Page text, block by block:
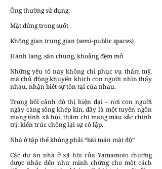
Ông thường sử dụng:
Mặt đứng trong suốt
Không gian trung gian (semi-public spaces)
Hành lang, sân chung, khoảng đệm mở
Những yếu tố này không chỉ phục vụ thẩm mỹ,
mà chủ động khuyến khích con người nhìn thấy
nhau, nhận biết sự tồn tại của nhau.
Trong bối cảnh đô thị hiện đại – nơi con người
ngày càng sống khép kín, đây là một tuyên ngôn
mang tính xã hội, thậm chí mang màu sắc chính
trị: kiến trúc chống lại sự cô lập.
Nhà ở tập thể không phải “bài toán mật độ”
Các dự án nhà ở xã hội của Yamamoto thường
được nhắc đến như minh chứng cho một cách